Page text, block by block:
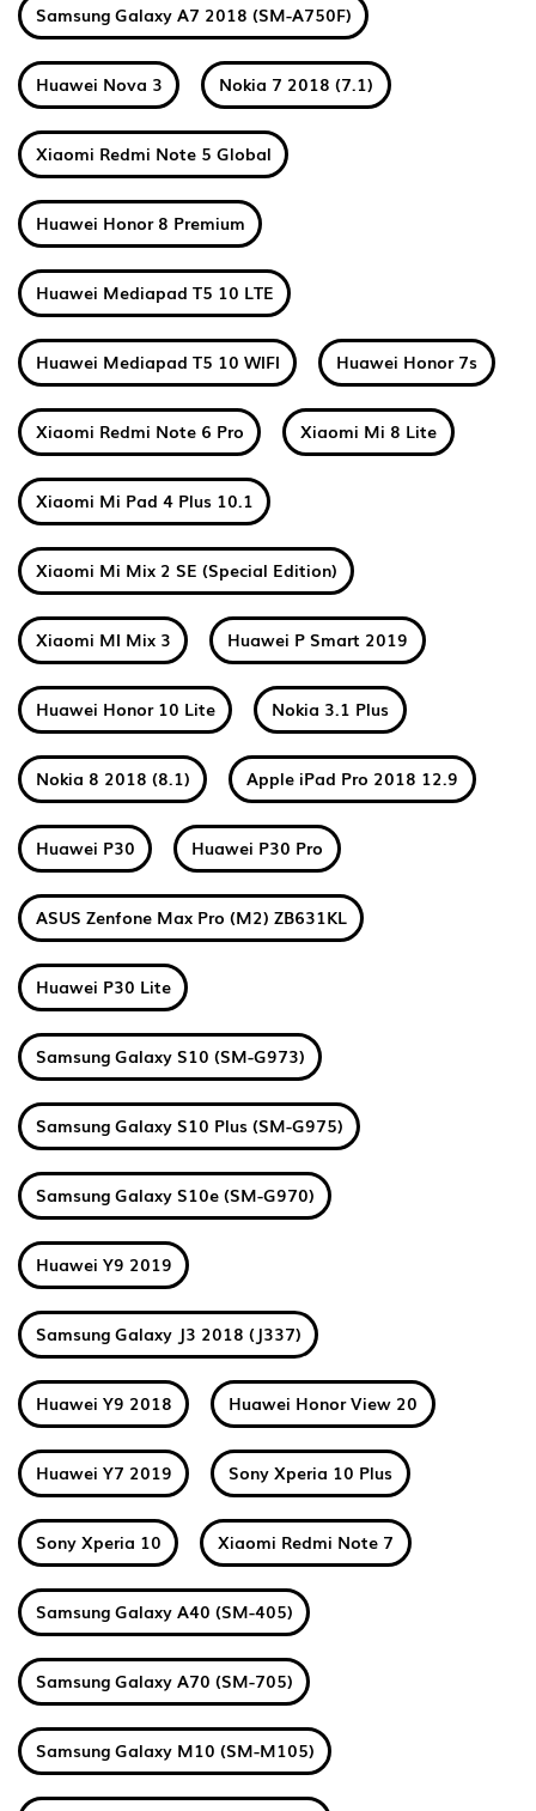
Samsung Galaxy A7 2018 (SM-A750F)
Huawei Nova 3 Nokia 7 2018 (7.1)
Xiaomi Redmi Note 5 Global
Huawei Honor 8 Premium
Huawei Mediapad T5 10 LTE
Huawei Mediapad T5 10 WIFI Huawei Honor 7s
Xiaomi Redmi Note 6 Pro Xiaomi Mi 8 Lite
Xiaomi Mi Pad 4 Plus 10.1
Xiaomi Mi Mix 2 SE (Special Edition)
Xiaomi MI Mix 3 Huawei P Smart 2019
Huawei Honor 10 Lite Nokia 3.1 Plus
Nokia 8 2018 (8.1) Apple iPad Pro 2018 12.9
Huawei P30 Huawei P30 Pro
ASUS Zenfone Max Pro (M2) ZB631KL
Huawei P30 Lite
Samsung Galaxy S10 (SM-G973)
Samsung Galaxy S10 Plus (SM-G975)
Samsung Galaxy S10e (SM-G970)
Huawei Y9 2019
Samsung Galaxy J3 2018 (J337)
Huawei Y9 2018 Huawei Honor View 20
Huawei Y7 2019 Sony Xperia 10 Plus
Sony Xperia 10 Xiaomi Redmi Note 7
Samsung Galaxy A40 (SM-405)
Samsung Galaxy A70 (SM-705)
Samsung Galaxy M10 (SM-M105)